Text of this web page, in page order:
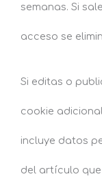
semanas. Si
acceso se
Si editas o
cookie
incluye datos
del artículo